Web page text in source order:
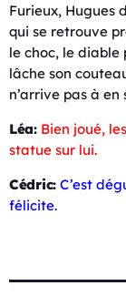
Furieux, Hugues
qui se retrouve
le choc, le diable
lâche son
n’arrive pas à en
Léa: Bien joué,
statue sur lui.
Cédric: C’est
félicite.